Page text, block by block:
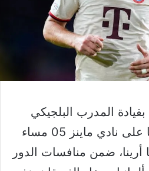
المدرب البلجيكي
فينسنت كومباني ضيفًا على نادي ماينز 05 مساء
أرينا، ضمن منافسات الدور